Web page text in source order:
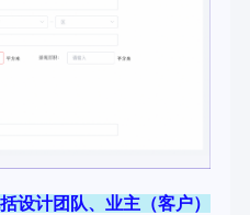
设计团队、业主（客户）